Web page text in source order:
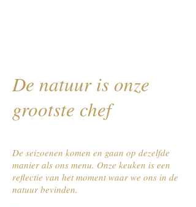
De natuur is onze
grootste chef
De seizoenen komen en gaan op dezelfde
manier als ons menu. Onze keuken is een
reflectie van het moment waar we ons in de
natuur bevinden.